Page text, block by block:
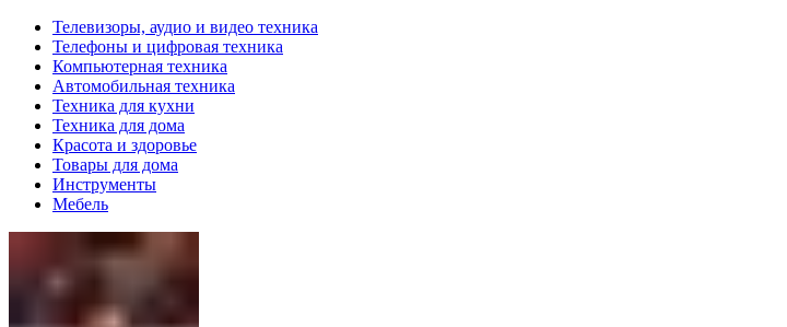
Телевизоры, аудио и видео техника
Телефоны и цифровая техника
Компьютерная техника
Автомобильная техника
Техника для кухни
Техника для дома
Красота и здоровье
Товары для дома
Инструменты
Мебель